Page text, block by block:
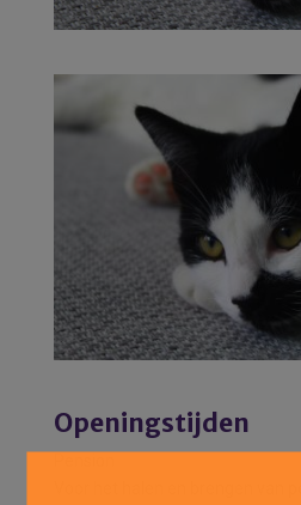
Openingstijden
Voor het halen en brengen van